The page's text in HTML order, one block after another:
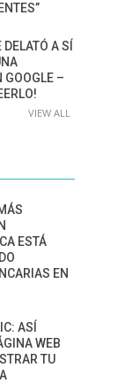
A SÍ
GOOGLE –
VIEW ALL
ESTÁ
EN
ASÍ
WEB
TU